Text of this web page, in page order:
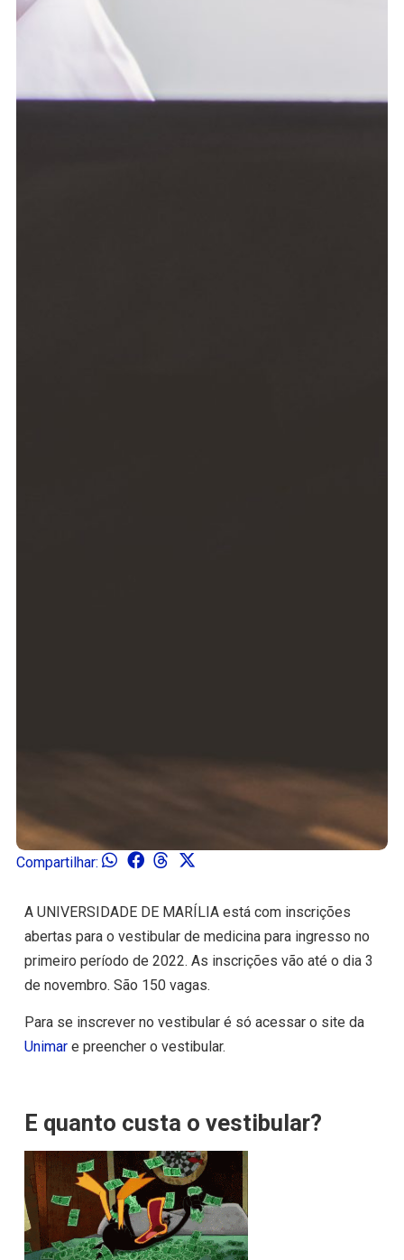
Compartilhar:
A UNIVERSIDADE DE MARÍLIA está com inscrições
abertas para o vestibular de medicina para ingresso no
primeiro período de 2022. As inscrições vão até o dia 3
de novembro. São 150 vagas.
Para se inscrever no vestibular é só acessar o site da
Unimare preencher o vestibular.
E quanto custa o vestibular?